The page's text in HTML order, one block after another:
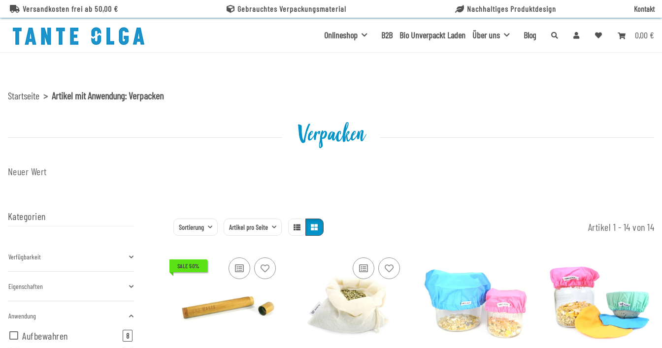
Versandkosten frei ab 50,00 € Gebrauchtes Verpackungsmaterial Nachhaltiges Produktdesign Kontakt
0,00 €
Onlineshop B2B Bio Unverpackt Laden Über uns Blog
Startseite Artikel mit Anwendung: Verpacken
Verpacken
Neuer Wert
Sortierung Artikel pro Seite Artikel 1 - 14 von 14
SALE 50%
Kategorien
Verfügbarkeit
Eigenschaften
Anwendung
Aufbewahren 8Artikel gefunden